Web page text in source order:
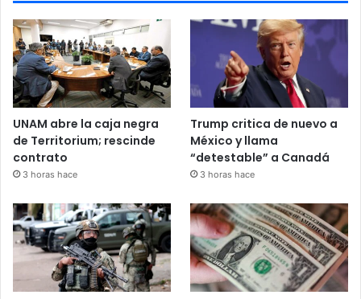
UNAM abre la caja negra
de Territorium; rescinde
contrato
3 horas hace
Trump critica de nuevo a
México y llama
“detestable” a Canadá
3 horas hace